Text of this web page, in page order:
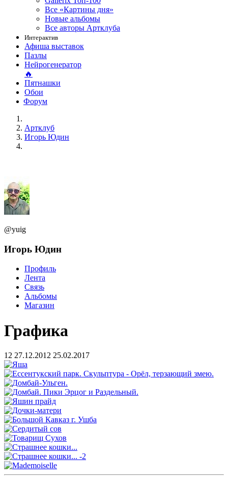
Все «Картины дня»
Новые альбомы
Все авторы Артклуба
Интерактив
Афиша выставок
Пазлы
Нейрогенератор
🔥
Пятнашки
Обои
Форум
Артклуб
Игорь Юдин
@yuig
Игорь Юдин
Профиль
Лента
Связь
Альбомы
Магазин
Графика
12 27.12.2012 25.02.2017